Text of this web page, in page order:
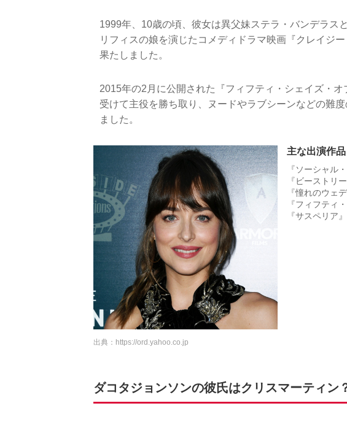
1999年、10歳の頃、彼女は異父妹ステラ・バンデラス
リフィスの娘を演じたコメディドラマ映画『クレイジ
果たしました。
2015年の2月に公開された『フィフティ・シェイズ・
受けて主役を勝ち取り、ヌードやラブシーンなどの難
ました。
主な出演作品
『ソーシャル
『ビーストリー
『憧れのウェ
『フィフティ
『サスペリア』
出典： https://ord.yahoo.co.jp
ダコタジョンソンの彼氏はクリスマーティン